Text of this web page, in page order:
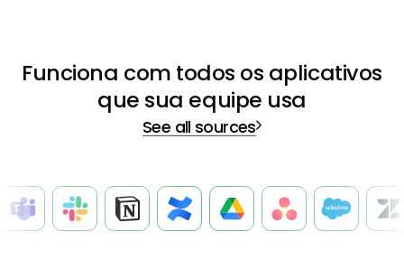
Funciona com todos os aplicativos
que sua equipe usa
See all sources